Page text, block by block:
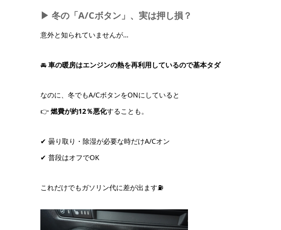
▶ 冬の「A/Cボタン」、実は押し損？
意外と知られていませんが…
🚘 車の暖房はエンジンの熱を再利用しているので基本タダ
なのに、冬でもA/CボタンをONにしていると
👉 燃費が約12％悪化することも。
✔ 曇り取り・除湿が必要な時だけA/Cオン
✔ 普段はオフでOK
これだけでもガソリン代に差が出ます⛽